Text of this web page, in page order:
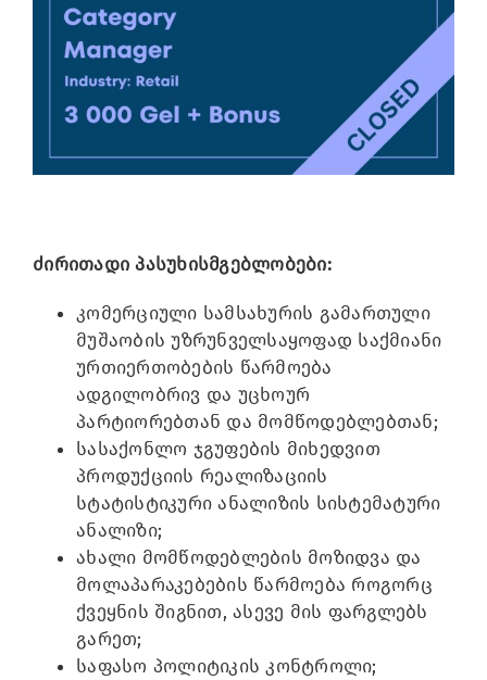
ძირითადი პასუხისმგებლობები:
კომერციული სამსახურის გამართული
მუშაობის უზრუნველსაყოფად საქმიანი
ურთიერთობების წარმოება
ადგილობრივ და უცხოურ
პარტიორებთან და მომწოდებლებთან;
სასაქონლო ჯგუფების მიხედვით
პროდუქციის რეალიზაციის
სტატისტიკური ანალიზის სისტემატური
ანალიზი;
ახალი მომწოდებლების მოზიდვა და
მოლაპარაკებების წარმოება როგორც
ქვეყნის შიგნით, ასევე მის ფარგლებს
გარეთ;
საფასო პოლიტიკის კონტროლი;